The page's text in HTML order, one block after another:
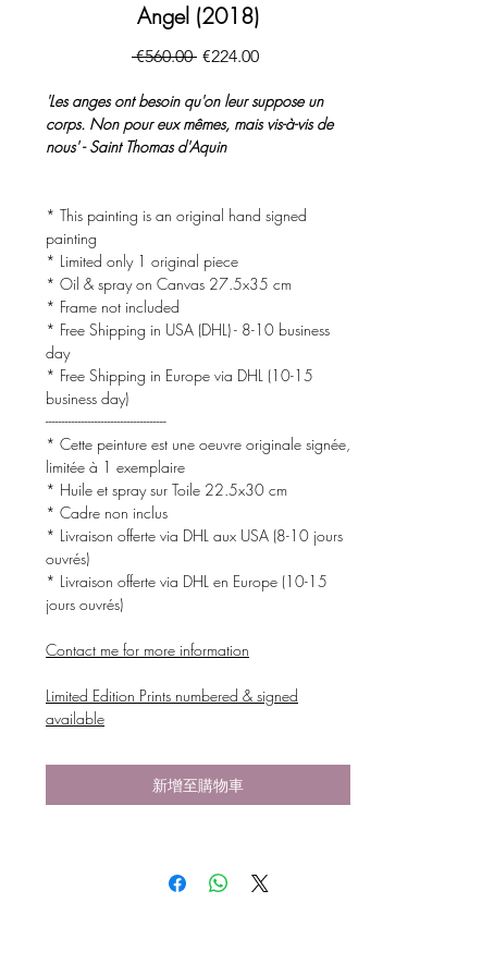
Angel (2018)
€560.00 一
價
格
€224.00促
價
格
'Les anges ont besoin qu'on leur suppose un
corps. Non pour eux mêmes, mais vis-à-vis de
nous' - Saint Thomas d'Aquin
* This painting is an original hand signed
painting
* Limited only 1 original piece
* Oil & spray on Canvas 27.5x35 cm
* Frame not included
* Free Shipping in USA (DHL) - 8-10 business
day
* Free Shipping in Europe via DHL (10-15
business day)
-------------------------------------
* Cette peinture est une oeuvre originale signée,
limitée à 1 exemplaire
* Huile et spray sur Toile 22.5x30 cm
* Cadre non inclus
* Livraison offerte via DHL aux USA (8-10 jours
ouvrés)
* Livraison offerte via DHL en Europe (10-15
jours ouvrés)
Contact me for more information
Limited Edition Prints numbered & signed
available
新增至購物車